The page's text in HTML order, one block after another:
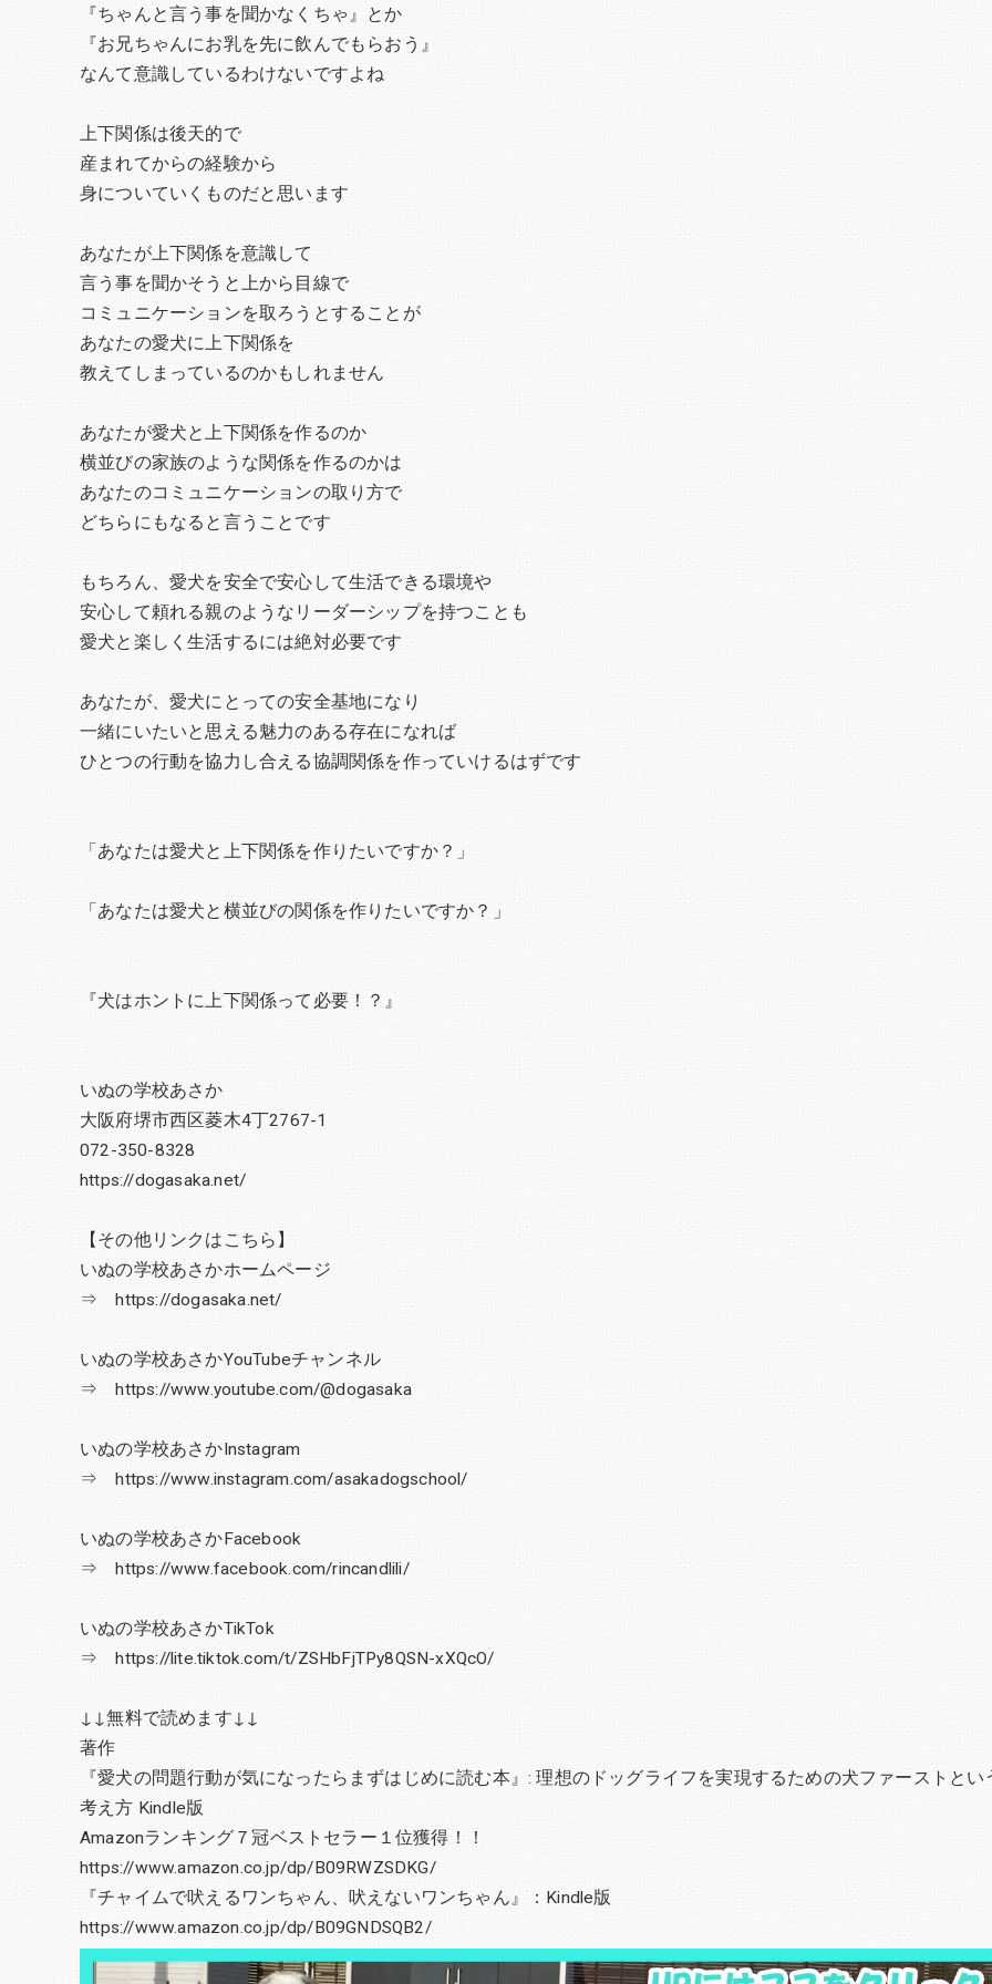
『ちゃんと言う事を聞かなくちゃ』とか
『お兄ちゃんにお乳を先に飲んでもらおう』
なんて意識しているわけないですよね
上下関係は後天的で
産まれてからの経験から
身についていくものだと思います
あなたが上下関係を意識して
言う事を聞かそうと上から目線で
コミュニケーションを取ろうとすることが
あなたの愛犬に上下関係を
教えてしまっているのかもしれません
あなたが愛犬と上下関係を作るのか
横並びの家族のような関係を作るのかは
あなたのコミュニケーションの取り方で
どちらにもなると言うことです
もちろん、愛犬を安全で安心して生活できる環境や
安心して頼れる親のようなリーダーシップを持つことも
愛犬と楽しく生活するには絶対必要です
あなたが、愛犬にとっての安全基地になり
一緒にいたいと思える魅力のある存在になれば
ひとつの行動を協力し合える協調関係を作っていけるはずです
「あなたは愛犬と上下関係を作りたいですか？」
「あなたは愛犬と横並びの関係を作りたいですか？」
『犬はホントに上下関係って必要！？』
いぬの学校あさか
大阪府堺市西区菱木4丁2767-1
072-350-8328
https://dogasaka.net/
【その他リンクはこちら】
いぬの学校あさかホームページ
⇒ https://dogasaka.net/
いぬの学校あさかYouTubeチャンネル
⇒ https://www.youtube.com/@dogasaka
いぬの学校あさかInstagram
⇒ https://www.instagram.com/asakadogschool/
いぬの学校あさかFacebook
⇒ https://www.facebook.com/rincandlili/
いぬの学校あさかTikTok
⇒ https://lite.tiktok.com/t/ZSHbFjTPy8QSN-xXQcO/
↓↓無料で読めます↓↓
著作
『愛犬の問題行動が気になったらまずはじめに読む本』: 理想のドッグライフを実現するための犬ファーストとい
考え方 Kindle版
Amazonランキング７冠ベストセラー１位獲得！！
https://www.amazon.co.jp/dp/B09RWZSDKG/
『チャイムで吠えるワンちゃん、吠えないワンちゃん』：Kindle版
https://www.amazon.co.jp/dp/B09GNDSQB2/